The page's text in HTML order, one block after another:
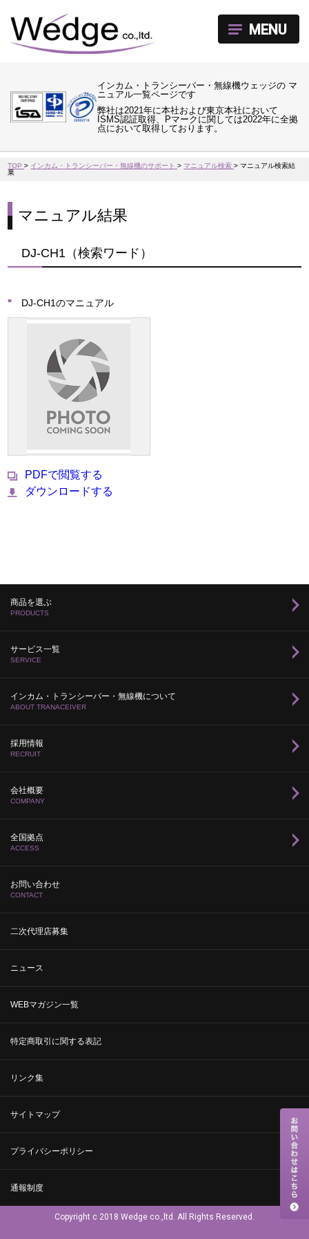
インカム・トランシーバー・無線機ウェッジの マ
ニュアル一覧ページです
弊社は2021年に本社および東京本社において
ISMS認証取得、Pマークに関しては2022年に全拠
点において取得しております。
MENU
TOP> インカム・トランシーバー・無線機のサポート>マニュアル検索>マニュアル検索結
果
マニュアル結果
DJ-CH1（検索ワード）
DJ-CH1のマニュアル
PDFで閲覧する
ダウンロードする
商品を選ぶ
PRODUCTS
サービス一覧
SERVICE
インカム・トランシーバー・無線機について
ABOUT TRANACEIVER
採用情報
RECRUIT
会社概要
COMPANY
全国拠点
ACCESS
お問い合わせ
CONTACT
二次代理店募集
ニュース
WEBマガジン一覧
特定商取引に関する表記
リンク集
サイトマップ
プライバシーポリシー
通報制度
Copyright c 2018 Wedge co.,ltd. All Rights Reserved.